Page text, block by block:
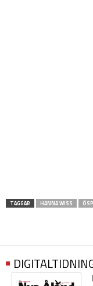
TAGGAR HANNA WISS